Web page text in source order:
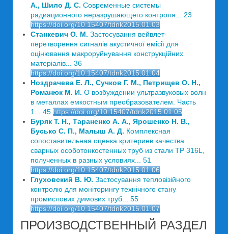
А., Шило Д. С. Современные системы
радиационного неразрушающего контроля... 23
https://doi.org/10.15407/tdnk2015.01.03
Станкевич О. М. Застосування вейвлет-
перетворення сигналів акустичної емісії для
оцінювання макроруйнування конструкційних
матеріалів... 36
https://doi.org/10.15407/tdnk2015.01.04
Ноздрачева Е. Л., Сучков Г. М., Петрищев О. Н.,
Романюк М. И. О возбуждении ультразвуковых волн
в металлах емкостным преобразователем. Часть
1... 45 https://doi.org/10.15407/tdnk2015.01.05
Буряк Т. Н., Тараненко А. А., Ярошенко Н. В.,
Бусько С. П., Малыш А. Д. Комплексная
сопоставительная оценка критериев качества
сварных особотонкостенных труб из стали ТР 316L,
полученных в разных условиях... 51
https://doi.org/10.15407/tdnk2015.01.06
Глуховский В. Ю. Застосування тепловізійного
контролю для моніторингу технічного стану
промислових димових труб... 55
https://doi.org/10.15407/tdnk2015.01.07
ПРОИЗВОДСТВЕННЫЙ РАЗДЕЛ